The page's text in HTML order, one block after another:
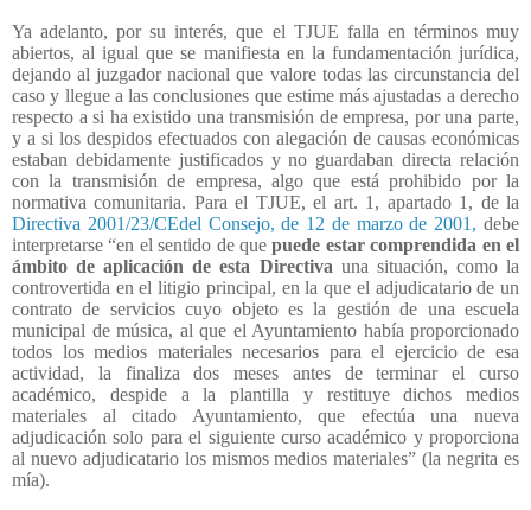
Ya adelanto, por su interés, que el TJUE falla en términos muy
abiertos, al igual que se manifiesta en la fundamentación jurídica,
dejando al juzgador nacional que valore todas las circunstancia del
caso y llegue a las conclusiones que estime más ajustadas a derecho
respecto a si ha existido una transmisión de empresa, por una parte,
y a si los despidos efectuados con alegación de causas económicas
estaban debidamente justificados y no guardaban directa relación
con la transmisión de empresa, algo que está prohibido por la
normativa comunitaria. Para el TJUE, el art. 1, apartado 1, de la
Directiva 2001/23/CEdel Consejo, de 12 de marzo de 2001, debe
interpretarse “en el sentido de quepuede estar comprendida en el
ámbito de aplicación de esta Directiva una situación, como la
controvertida en el litigio principal, en la que el adjudicatario de un
contrato de servicios cuyo objeto es la gestión de una escuela
municipal de música, al que el Ayuntamiento había proporcionado
todos los medios materiales necesarios para el ejercicio de esa
actividad, la finaliza dos meses antes de terminar el curso
académico, despide a la plantilla y restituye dichos medios
materiales al citado Ayuntamiento, que efectúa una nueva
adjudicación solo para el siguiente curso académico y proporciona
al nuevo adjudicatario los mismos medios materiales” (la negrita es
mía).